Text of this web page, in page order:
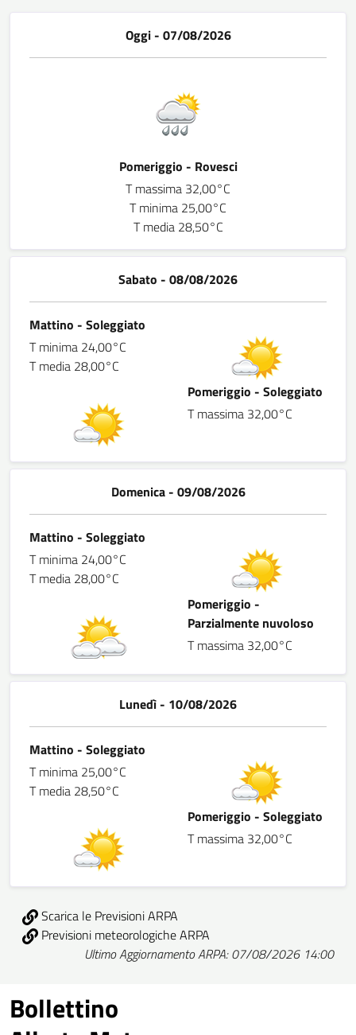
Oggi - 07/08/2026
Pomeriggio - Rovesci
T massima 32,00°C
T minima 25,00°C
T media 28,50°C
Sabato - 08/08/2026
Mattino - Soleggiato
T minima 24,00°C
T media 28,00°C
Pomeriggio - Soleggiato
T massima 32,00°C
Domenica - 09/08/2026
Mattino - Soleggiato
T minima 24,00°C
T media 28,00°C
Pomeriggio -
Parzialmente nuvoloso
T massima 32,00°C
Lunedì - 10/08/2026
Mattino - Soleggiato
T minima 25,00°C
T media 28,50°C
Pomeriggio - Soleggiato
T massima 32,00°C
Scarica le Previsioni ARPA
Previsioni meteorologiche ARPA
Ultimo Aggiornamento ARPA: 07/08/2026 14:00
Bollettino